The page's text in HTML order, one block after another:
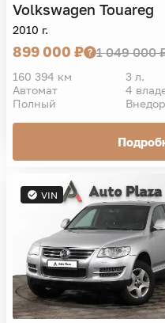
Volkswagen Touareg
2010 г.
899 000 ₽ 1 049 000
160 394 км 3 л.
Автомат
4
Полный
VIN